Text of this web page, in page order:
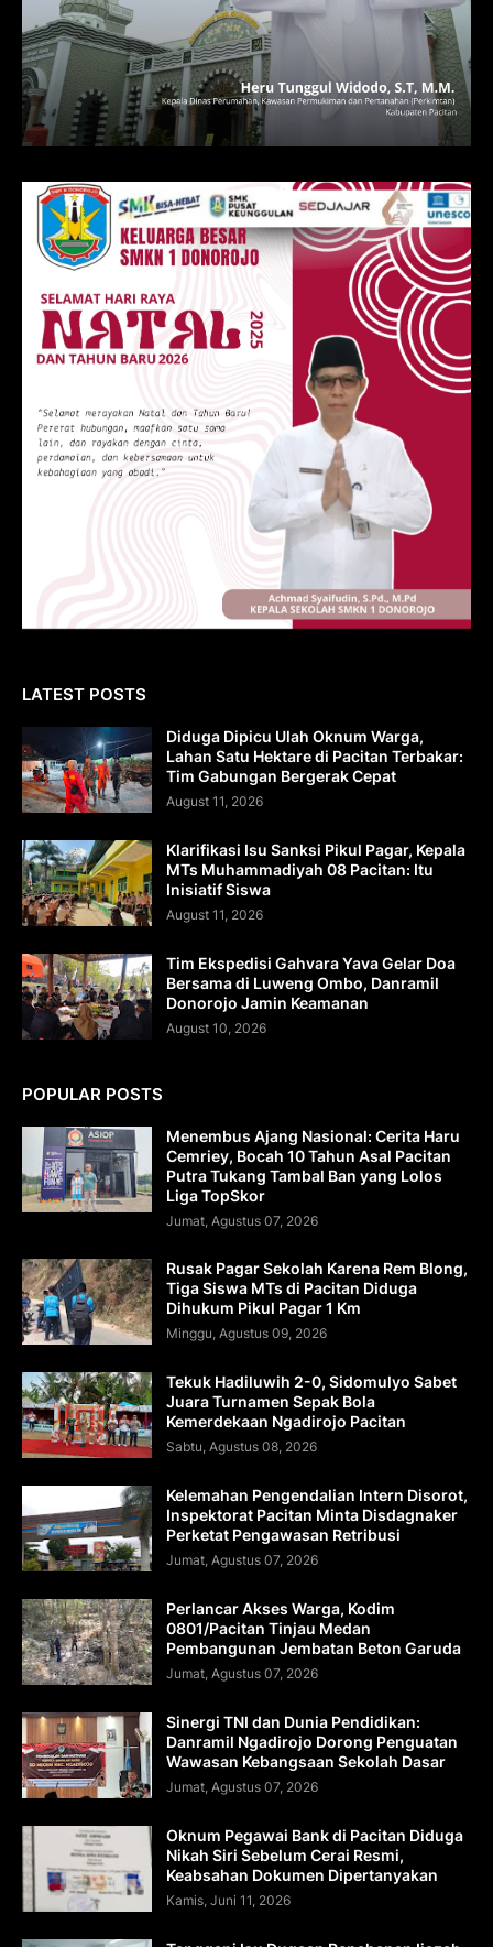
LATEST POSTS
Diduga Dipicu Ulah Oknum Warga,
Lahan Satu Hektare di Pacitan Terbakar:
Tim Gabungan Bergerak Cepat
August 11, 2026
Klarifikasi Isu Sanksi Pikul Pagar, Kepala
MTs Muhammadiyah 08 Pacitan: Itu
Inisiatif Siswa
August 11, 2026
Tim Ekspedisi Gahvara Yava Gelar Doa
Bersama di Luweng Ombo, Danramil
Donorojo Jamin Keamanan
August 10, 2026
POPULAR POSTS
Menembus Ajang Nasional: Cerita Haru
Cemriey, Bocah 10 Tahun Asal Pacitan
Putra Tukang Tambal Ban yang Lolos
Liga TopSkor
Jumat, Agustus 07, 2026
Rusak Pagar Sekolah Karena Rem Blong,
Tiga Siswa MTs di Pacitan Diduga
Dihukum Pikul Pagar 1 Km
Minggu, Agustus 09, 2026
Tekuk Hadiluwih 2-0, Sidomulyo Sabet
Juara Turnamen Sepak Bola
Kemerdekaan Ngadirojo Pacitan
Sabtu, Agustus 08, 2026
Kelemahan Pengendalian Intern Disorot,
Inspektorat Pacitan Minta Disdagnaker
Perketat Pengawasan Retribusi
Jumat, Agustus 07, 2026
Perlancar Akses Warga, Kodim
0801/Pacitan Tinjau Medan
Pembangunan Jembatan Beton Garuda
Jumat, Agustus 07, 2026
Sinergi TNI dan Dunia Pendidikan:
Danramil Ngadirojo Dorong Penguatan
Wawasan Kebangsaan Sekolah Dasar
Jumat, Agustus 07, 2026
Oknum Pegawai Bank di Pacitan Diduga
Nikah Siri Sebelum Cerai Resmi,
Keabsahan Dokumen Dipertanyakan
Kamis, Juni 11, 2026